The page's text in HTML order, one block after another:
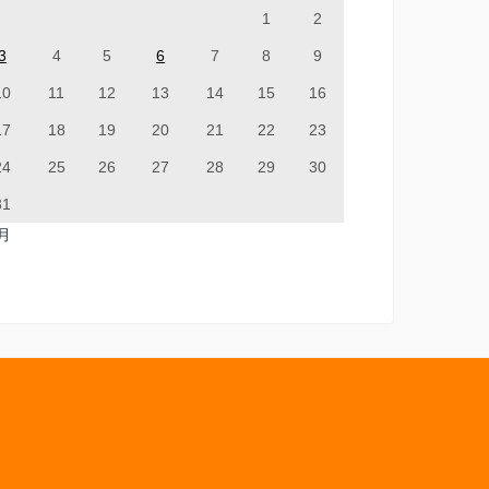
1 2
4 5 6 7 8 9
11 12 13 14 15 16
18 19 20 21 22 23
25 26 27 28 29 30